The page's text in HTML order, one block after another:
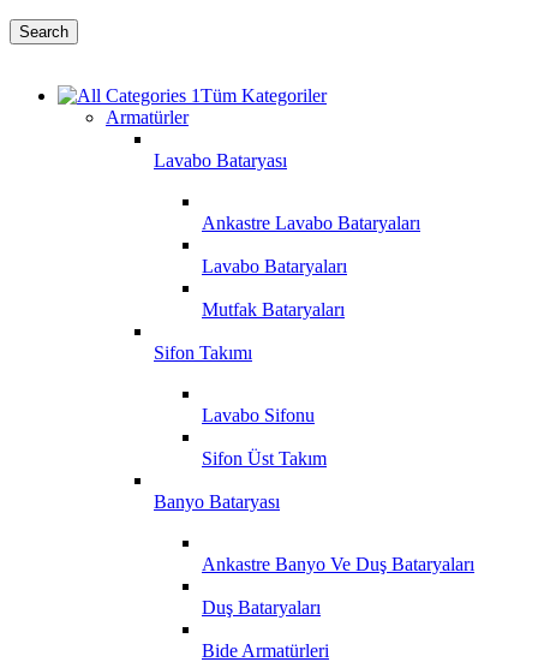
Search
Tüm Kategoriler
Armatürler
Lavabo Bataryası
Ankastre Lavabo Bataryaları
Lavabo Bataryaları
Mutfak Bataryaları
Sifon Takımı
Lavabo Sifonu
Sifon Üst Takım
Banyo Bataryası
Ankastre Banyo Ve Duş Bataryaları
Duş Bataryaları
Bide Armatürleri